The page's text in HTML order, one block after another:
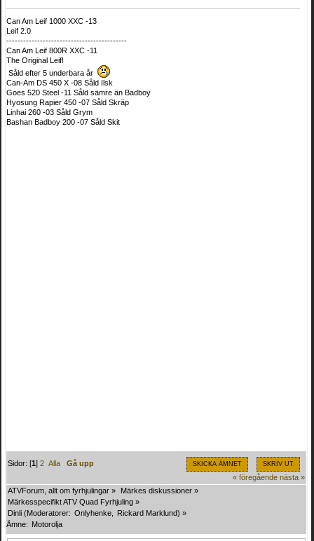
Can Am Leif 1000 XXC -13
Leif 2.0
-------------------------------------------
Can Am Leif 800R XXC -11
The Original Leif!
Såld efter 5 underbara år
Can-Am DS 450 X -08 Såld Ilsk
Goes 520 Steel -11 Såld sämre än Badboy
Hyosung Rapier 450 -07 Såld Skräp
Linhai 260 -03 Såld Grym
Bashan Badboy 200 -07 Såld Skit
SKICKA ÄMNET SKRIV UT
Sidor: [1]2 Alla
Gå upp
« föregående nästa »
ATVForum, allt om fyrhjulingar » Märkes diskussioner »
Märkesspecifikt ATV Quad Fyrhjuling »
Dinli (Moderatorer: Onlyhenke Rickard Marklund) »
Ämne: Motorolja